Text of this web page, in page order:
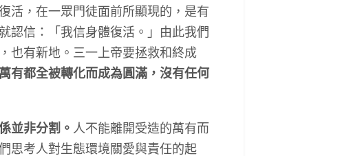
，在一眾門徒面前所顯現的，是有
認信：「我信身體復活。」由此我們
也有新地。三一上帝要拯救和終成
有都全被轉化而成為圓滿，沒有任何
並非分割。 人不能離開受造的萬有而
思考人對生態環境關愛與責任的起